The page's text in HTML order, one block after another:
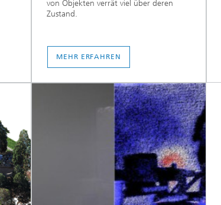
von Objekten verrät viel über deren
Zustand.
MEHR ERFAHREN